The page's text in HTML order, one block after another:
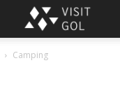
Camping